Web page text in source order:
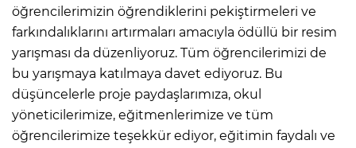
öğrencilerimizin öğrendiklerini pekiştirmeleri ve
farkındalıklarını artırmaları amacıyla ödüllü bir resim
yarışması da düzenliyoruz. Tüm öğrencilerimizi de
bu yarışmaya katılmaya davet ediyoruz. Bu
düşüncelerle proje paydaşlarımıza, okul
yöneticilerimize, eğitmenlerimize ve tüm
öğrencilerimize teşekkür ediyor, eğitimin faydalı ve